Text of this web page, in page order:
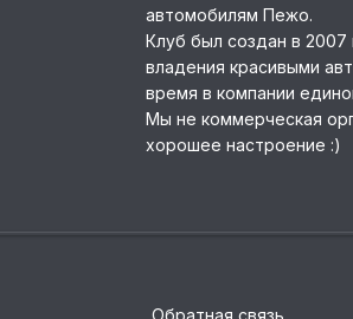
автомобилям Пежо.
Клуб был создан в 2007
владения красивыми
время в компании
Мы не коммерческая
хорошее настроение :)
Обратная связь